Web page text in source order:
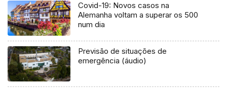
Covid-19: Novos casos na
Alemanha voltam a superar os 500
num dia
Previsão de situações de
emergência (áudio)